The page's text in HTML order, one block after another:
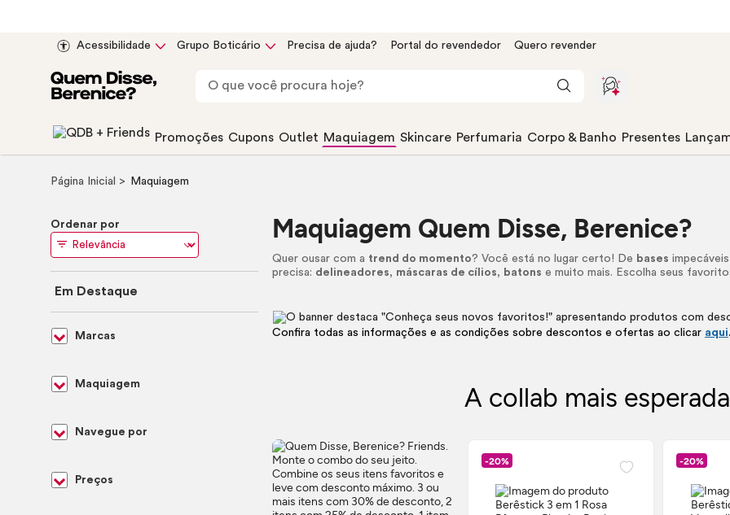
Acessibilidade Grupo Boticário Precisa de ajuda? Portal do revendedor Quero revender
Promoções Cupons Outlet Maquiagem Skincare Perfumaria Corpo & Banho Presentes
Página Inicial Maquiagem
Maquiagem Quem Disse, Berenice?
Quer ousar com a trend do momento? Você está no lugar certo! De bases impecáveis
precisa: delineadores, máscaras de cílios, batons e muito mais. Escolha seus
Confira todas as informações e as condições sobre descontos e ofertas ao clicar aqui.
A collab mais
-20% -20%
Ordenar por
Em Destaque
Marcas
Maquiagem
Navegue por
Preços